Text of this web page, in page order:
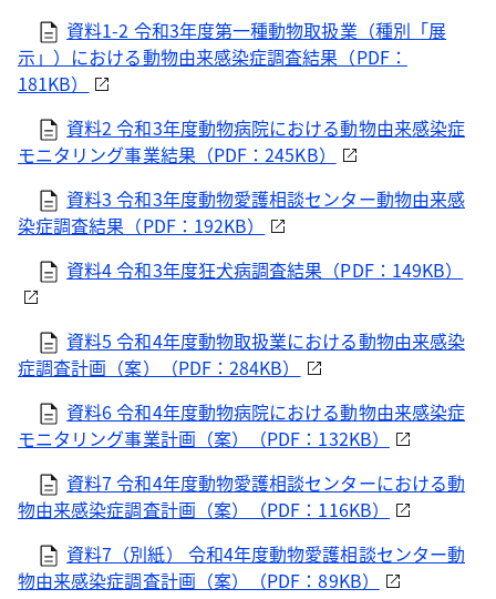
資料1-2 令和3年度第一種動物取扱業（種別「展
示」）における動物由来感染症調査結果（PDF：
181KB）
資料2 令和3年度動物病院における動物由来感染症
モニタリング事業結果（PDF：245KB）
資料3 令和3年度動物愛護相談センター動物由来感
染症調査結果（PDF：192KB）
資料4 令和3年度狂犬病調査結果（PDF：149KB）
資料5 令和4年度動物取扱業における動物由来感染
症調査計画（案）（PDF：284KB）
資料6 令和4年度動物病院における動物由来感染症
モニタリング事業計画（案）（PDF：132KB）
資料7 令和4年度動物愛護相談センターにおける動
物由来感染症調査計画（案）（PDF：116KB）
資料7（別紙） 令和4年度動物愛護相談センター動
物由来感染症調査計画（案）（PDF：89KB）